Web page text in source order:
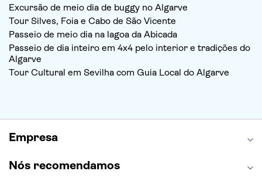
Excursão de meio dia de buggy no Algarve
Tour Silves, Foia e Cabo de São Vicente
Passeio de meio dia na lagoa da Abicada
Passeio de dia inteiro em 4x4 pelo interior e tradições do
Algarve
Tour Cultural em Sevilha com Guia Local do Algarve
Empresa
Nós recomendamos